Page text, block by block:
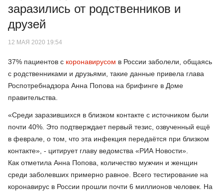
заразились от родственников и
друзей
12 МАЯ 2020 19:54
37% пациентов с коронавирусом в России заболели, общаясь
с родственниками и друзьями, такие данные привела глава
Роспотребнадзора Анна Попова на брифинге в Доме
правительства.
«Среди заразившихся в близком контакте с источником были
почти 40%. Это подтверждает первый тезис, озвученный ещё
в феврале, о том, что эта инфекция передаётся при близком
контакте», - цитирует главу ведомства «РИА Новости».
Как отметила Анна Попова, количество мужчин и женщин
среди заболевших примерно равное. Всего тестирование на
коронавирус в России прошли почти 6 миллионов человек. На